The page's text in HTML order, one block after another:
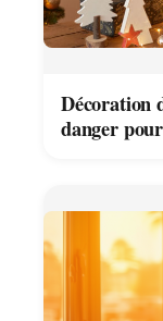
Décoration
danger